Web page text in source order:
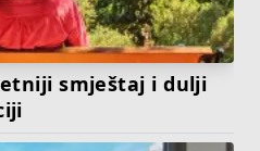
smještaj i dulji